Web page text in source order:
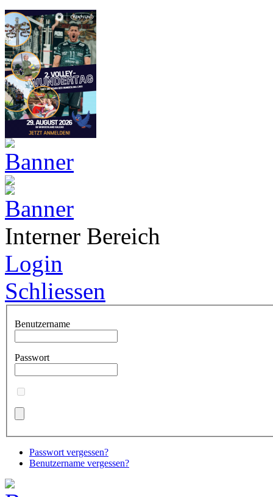
Interner Bereich
Login
Schliessen
Benutzername
Passwort
Passwort vergessen?
Benutzername vergessen?